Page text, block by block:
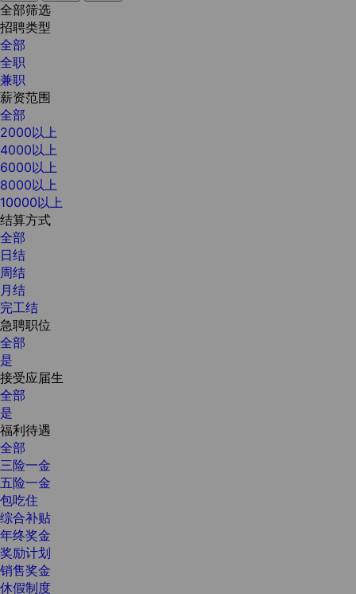
全部筛选
招聘类型
全部
全职
兼职
薪资范围
全部
2000以上
4000以上
6000以上
8000以上
10000以上
结算方式
全部
日结
周结
月结
完工结
急聘职位
全部
是
接受应届生
全部
是
福利待遇
全部
三险一金
五险一金
包吃住
综合补贴
年终奖金
奖励计划
销售奖金
休假制度